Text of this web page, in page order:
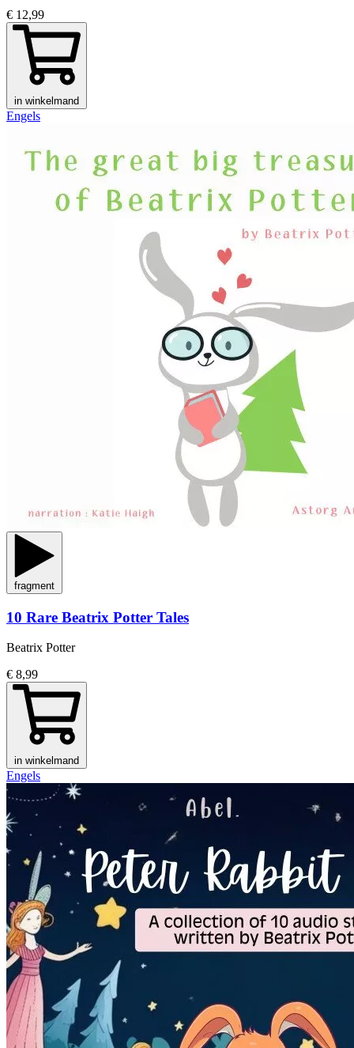
€ 12,99
in winkelmand
Engels
fragment
10 Rare Beatrix Potter Tales
Beatrix Potter
€ 8,99
in winkelmand
Engels